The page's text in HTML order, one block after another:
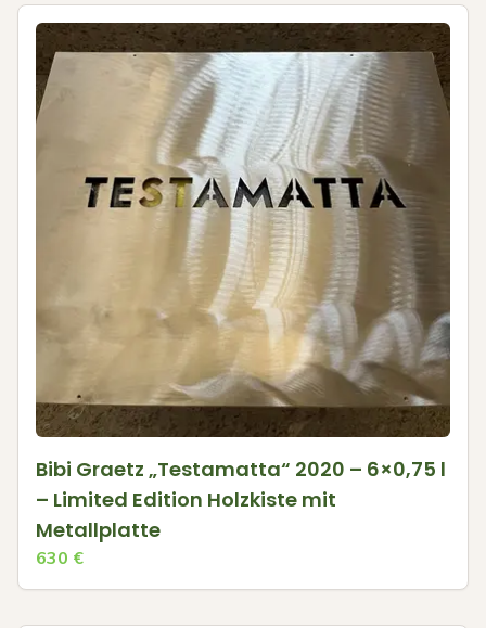
Bibi Graetz „Testamatta“ 2020 – 6×0,75 l
– Limited Edition Holzkiste mit
Metallplatte
630 €